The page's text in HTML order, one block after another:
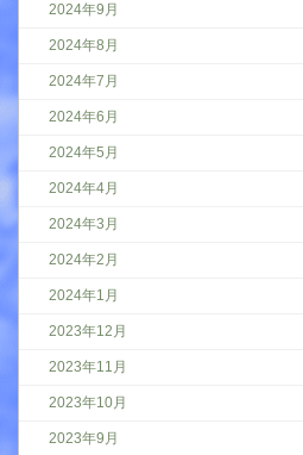
2024年9月
2024年8月
2024年7月
2024年6月
2024年5月
2024年4月
2024年3月
2024年2月
2024年1月
2023年12月
2023年11月
2023年10月
2023年9月